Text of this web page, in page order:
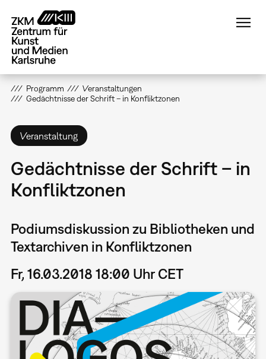
zum
Inhalt
Programm
Veranstaltungen
Gedächtnisse der Schrift – in Konfliktzonen
Veranstaltung
Gedächtnisse der Schrift – in
Konfliktzonen
Podiumsdiskussion zu Bibliotheken und
Textarchiven in Konfliktzonen
Fr, 16.03.2018 18:00 Uhr CET